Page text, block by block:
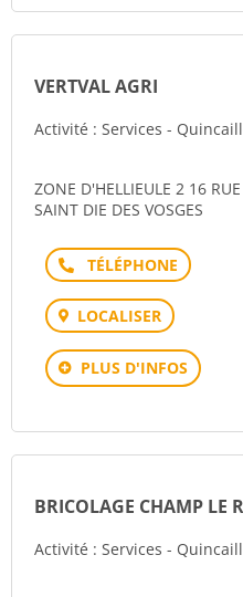
VERTVAL AGRI
Activité : Services -
ZONE D'HELLIEULE 2 16
SAINT DIE DES VOSGES
Téléphone
LOCALISER
PLUS D'INFOS
BRICOLAGE CHAMP LE
Activité : Services -